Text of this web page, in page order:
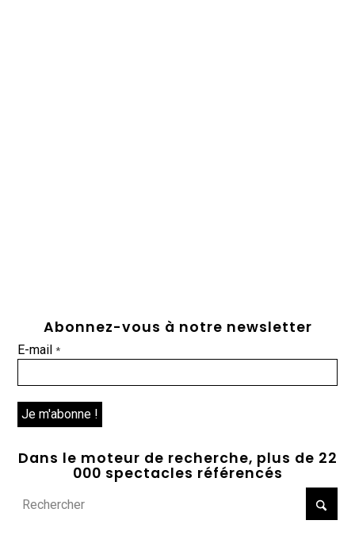
Abonnez-vous à notre newsletter
E-mail*
Dans le moteur de recherche, plus de 22
000 spectacles référencés